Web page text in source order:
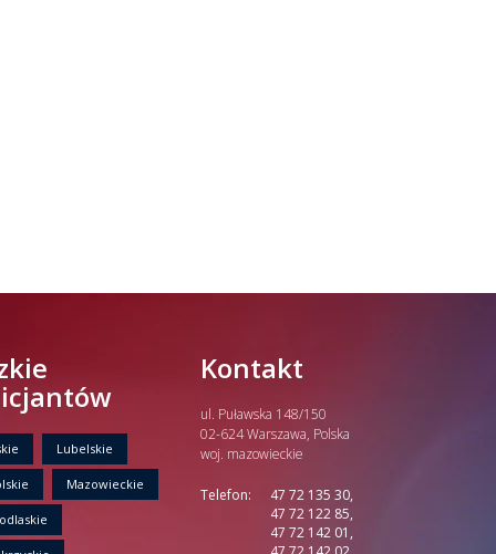
Lubelskie
Mazowieckie
Kontakt
ul. Puławska 148/150
02-624 Warszawa, Polska
woj. mazowieckie
Telefon:
47 72 135 30,
47 72 122 85,
47 72 142 01,